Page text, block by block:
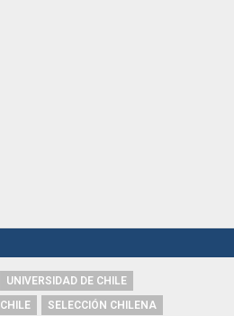
UNIVERSIDAD DE CHILE
CHILE
SELECCIÓN CHILENA